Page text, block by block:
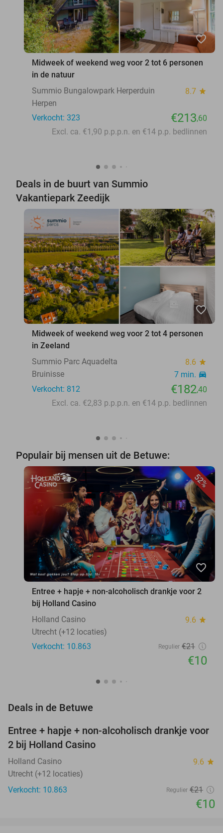
favorite_border
Midweek of weekend weg voor 2 tot 6 personen
in de natuur
Summio Bungalowpark Herperduin
8.7 star
Herpen
Verkocht: 323
€213,60
Excl. ca. €1,90 p.p.p.n. en €14 p.p. bedlinnen
Deals in de buurt van Summio
Vakantiepark Zeedijk
favorite_border
Midweek of weekend weg voor 2 tot 4 personen
in Zeeland
Summio Parc Aquadelta
8.6 star
Bruinisse 7 min. directions_car
Verkocht: 812 €182,40
Excl. ca. €2,83 p.p.p.n. en €14 p.p. bedlinnen
Populair bij mensen uit de Betuwe:
52%
favorite_border
Entree + hapje + non-alcoholisch drankje voor 2
bij Holland Casino
Holland Casino
9.6 star
Utrecht (+12 locaties)
Verkocht: 10.863
Regulier €21
€10
Deals in de Betuwe
52%
Entree + hapje + non-alcoholisch drankje voor
2 bij Holland Casino
Holland Casino 9.6 star
Utrecht (+12 locaties)
Verkocht: 10.863
Regulier €21
€10